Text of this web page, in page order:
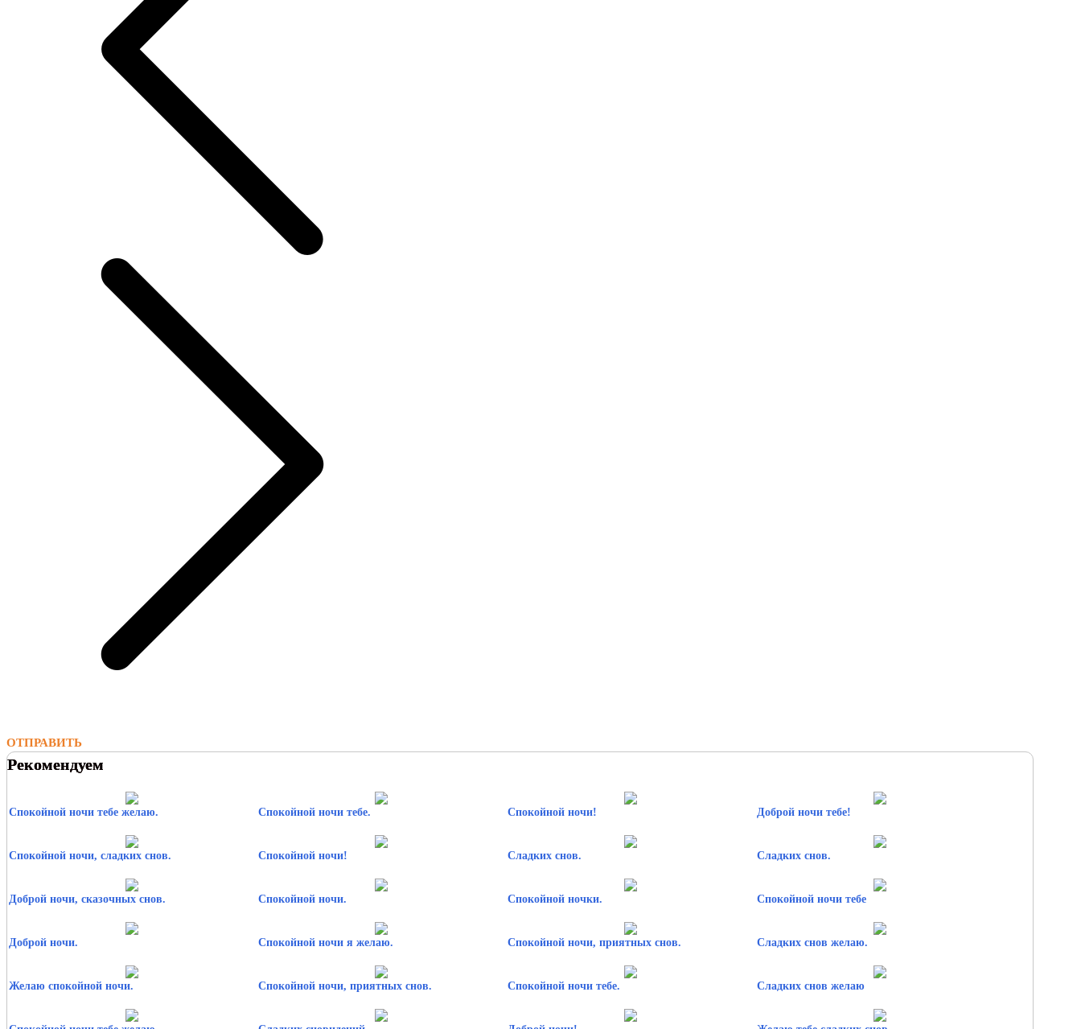
ОТПРАВИТЬ
Рекомендуем
Спокойной ночи тебе желаю. Спокойной ночи тебе. Спокойной ночи! Доброй ночи тебе!
Спокойной ночи, сладких снов. Спокойной ночи! Сладких снов. Сладких снов.
Доброй ночи, сказочных снов. Спокойной ночи. Спокойной ночки. Спокойной ночи тебе
Доброй ночи. Спокойной ночи я желаю. Спокойной ночи, приятных снов. Сладких снов желаю.
Желаю спокойной ночи. Спокойной ночи, приятных снов. Спокойной ночи тебе. Сладких снов желаю